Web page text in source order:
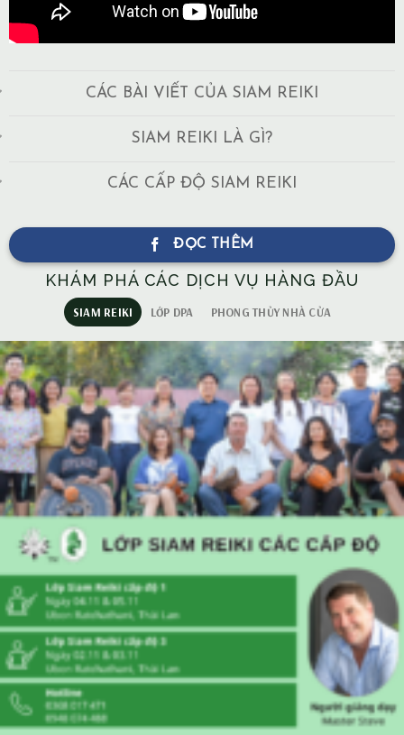
CÁC BÀI VIẾT CỦA SIAM REIKI
SIAM REIKI LÀ GÌ?
CÁC CẤP ĐỘ SIAM REIKI
ĐỌC THÊM
KHÁM PHÁ CÁC DỊCH VỤ HÀNG ĐẦU
SIAM REIKI LỚP DPA PHONG THỦY NHÀ CỬA